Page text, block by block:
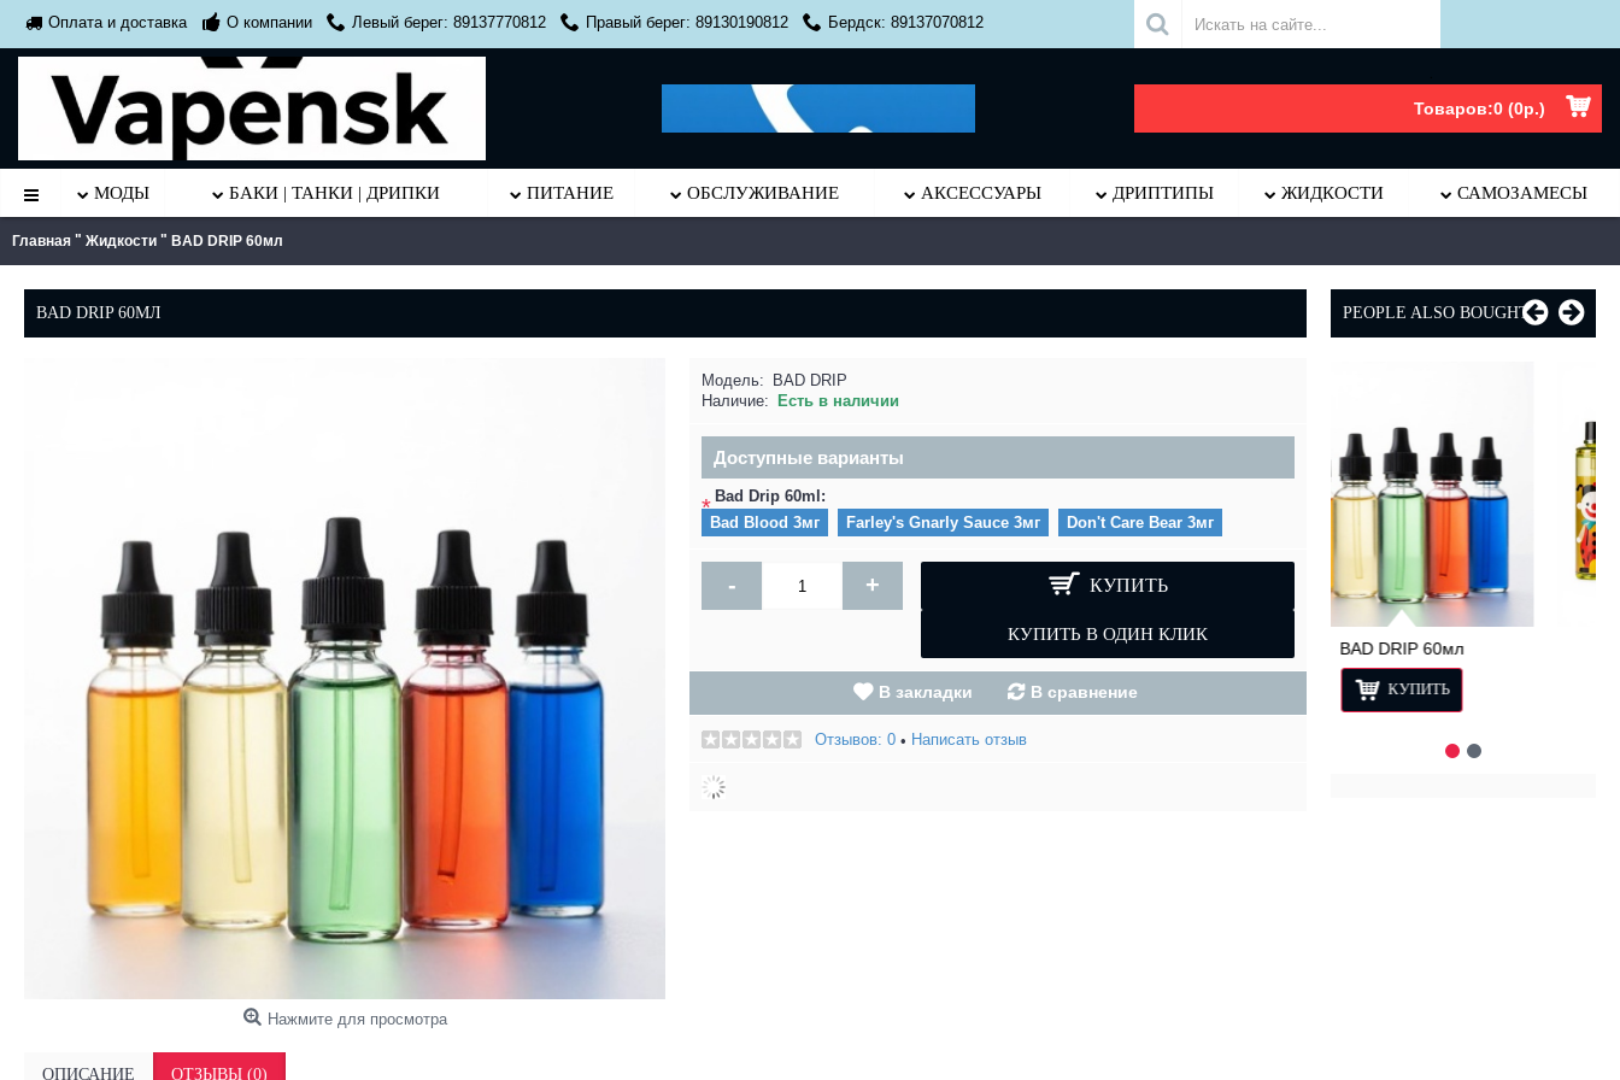
Оплата и доставка О компании Левый берег: 89137770812 Правый берег: 89130190812 Бердск: 89137070812
Товаров:0 (0р.)
МОДЫ БАКИ | ТАНКИ | ДРИПКИ ПИТАНИЕ ОБСЛУЖИВАНИЕ АКСЕССУАРЫ ДРИПТИПЫ ЖИДКОСТИ САМОЗАМЕСЫ
Главная " Жидкости " BAD DRIP 60мл
PEOPLE ALSO BOUGHT
BAD DRIP 60мл
КУПИТЬ
BAD DRIP 60МЛ
Нажмите для просмотра
Модель:
BAD DRIP
Наличие:
Есть в наличии
Доступные варианты
* Bad Drip 60ml:
Bad Blood 3мг
Farley's Gnarly Sauce 3мг Don't Care Bear 3мг
- + КУПИТЬ
В закладки В сравнение
Отзывов: 0 • Написать отзыв
ОПИСАНИЕ ОТЗЫВЫ (0)